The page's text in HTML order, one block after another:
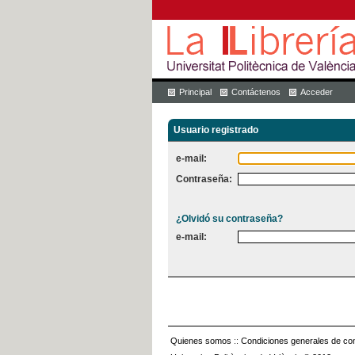
Principal Contáctenos Acceder
Usuario registrado
e-mail:
Contraseña:
¿Olvidó su contraseña?
e-mail:
Quienes somos :: Condiciones generales de